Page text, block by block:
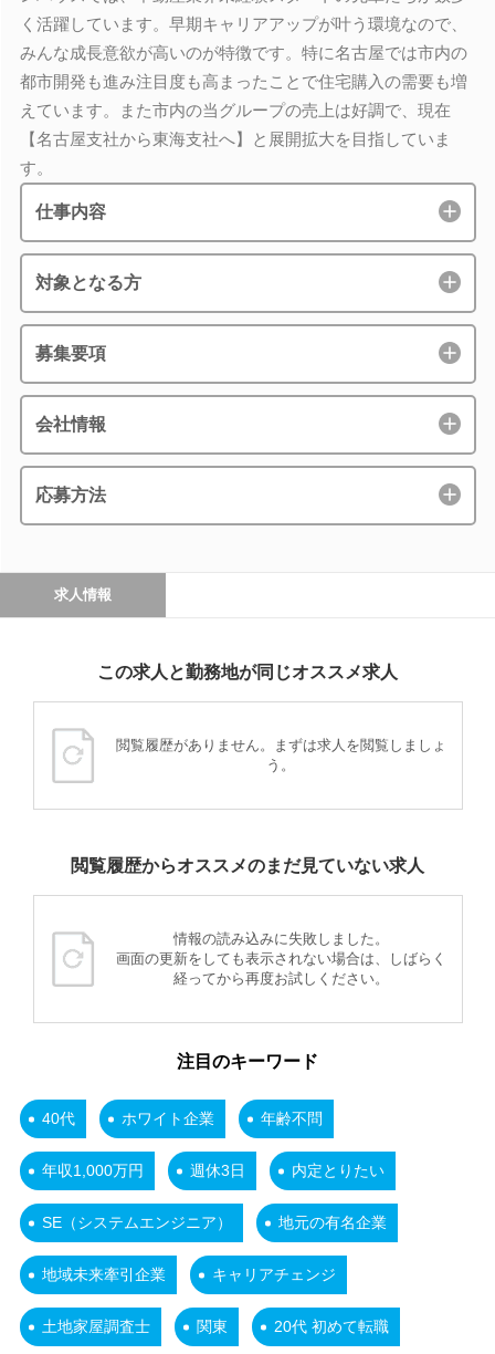
く活躍しています。早期キャリアアップが叶う環境なので、
みんな成長意欲が高いのが特徴です。特に名古屋では市内の
都市開発も進み注目度も高まったことで住宅購入の需要も増
えています。また市内の当グループの売上は好調で、現在
【名古屋支社から東海支社へ】と展開拡大を目指していま
す。
仕事内容
対象となる方
募集要項
会社情報
応募方法
求人情報
この求人と勤務地が同じオススメ求人
閲覧履歴がありません。まずは求人を閲覧しましょ
う。
閲覧履歴からオススメのまだ見ていない求人
情報の読み込みに失敗しました。
画面の更新をしても表示されない場合は、しばらく
経ってから再度お試しください。
注目のキーワード
40代 ホワイト企業 年齢不問
年収1,000万円 週休3日 内定とりたい
SE（システムエンジニア） 地元の有名企業
地域未来牽引企業 キャリアチェンジ
土地家屋調査士 関東 20代 初めて転職